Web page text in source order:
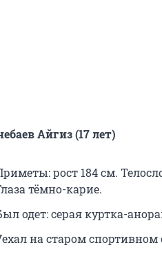
Айгиз (17 лет)
рост 184 см.
тёмно-карие.
одет: серая куртка-
на старом спортивном